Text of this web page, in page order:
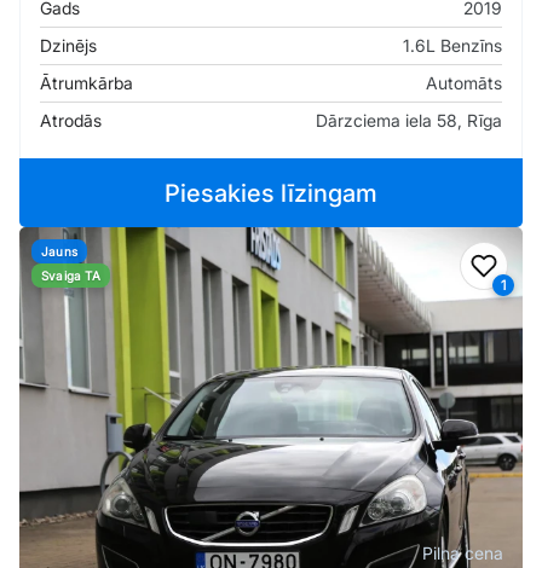
Gads
2019
Dzinējs
1.6L Benzīns
Ātrumkārba
Automāts
Atrodās
Dārzciema iela 58, Rīga
Piesakies līzingam
1
Jauns
Svaiga TA
Pilna cena